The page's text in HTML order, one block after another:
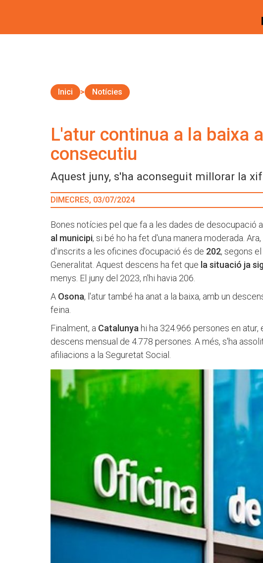
Inici Notícies
L'atur continua a la baixa
consecutiu
Aquest juny, s'ha aconseguit millorar la
DIMECRES, 03/07/2024
Bones notícies pel que fa a les dades de desocupació a
al municipi, si bé ho ha fet d'una manera moderada. Ara,
d'inscrits a les oficines d'ocupació és de 202, segons
Generalitat. Aquest descens ha fet que la situació ja
menys. El juny del 2023, n'hi havia 206.
A Osona, l'atur també ha anat a la baixa, amb un
feina.
Finalment, a Catalunya hi ha 324.966 persones en
descens mensual de 4.778 persones. A més, s'ha
afiliacions a la Seguretat Social.